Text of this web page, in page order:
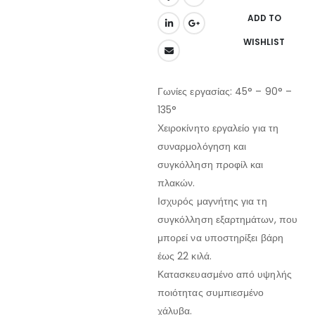
ADD TO
WISHLIST
Γωνίες εργασίας: 45° – 90° –
135°
Χειροκίνητο εργαλείο για τη
συναρμολόγηση και
συγκόλληση προφίλ και
πλακών.
Ισχυρός μαγνήτης για τη
συγκόλληση εξαρτημάτων, που
μπορεί να υποστηρίξει βάρη
έως 22 κιλά.
Κατασκευασμένο από υψηλής
ποιότητας συμπιεσμένο
χάλυβα.